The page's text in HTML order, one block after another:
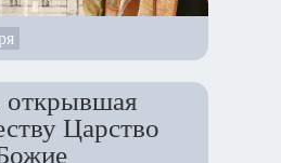
открывшая
Царство